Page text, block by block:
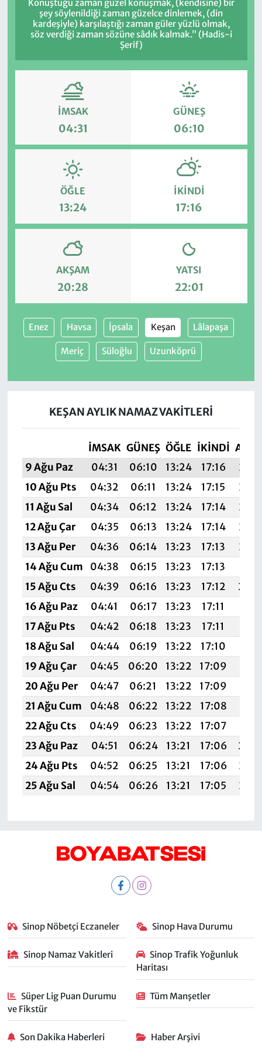
Konuştuğu zaman güzel konuşmak, (kendisine) bir
şey söylenildiği zaman güzelce dinlemek, (din
kardeşiyle) karşılaştığı zaman güler yüzlü olmak,
söz verdiği zaman sözüne sâdık kalmak.” (Hadis-i
Şerif)
İMSAK
04:31
GÜNEŞ
06:10
ÖĞLE
13:24
İKINDI
17:16
AKŞAM
20:28
YATSI
22:01
Enez Havsa İpsala Keşan Lâlapaşa
Meriç Süloğlu Uzunköprü
KEŞAN AYLIK NAMAZ VAKITLERI
İMSAK GÜNEŞ ÖĞLE İKINDI
9 Ağu Paz
04:31 06:10 13:24 17:16
10 Ağu Pts
04:32 06:11 13:24 17:15
11 Ağu Sal
04:34 06:12 13:24 17:14
12 Ağu Çar
04:35 06:13 13:24 17:14
13 Ağu Per
04:36 06:14 13:23 17:13
14 Ağu Cum
04:38 06:15 13:23 17:13
15 Ağu Cts
04:39 06:16 13:23 17:12
16 Ağu Paz
04:41 06:17 13:23 17:11
17 Ağu Pts
04:42 06:18 13:23 17:11
18 Ağu Sal
04:44 06:19 13:22 17:10
19 Ağu Çar
04:45 06:20 13:22 17:09
20 Ağu Per
04:47 06:21 13:22 17:09
21 Ağu Cum
04:48 06:22 13:22 17:08
22 Ağu Cts
04:49 06:23 13:22 17:07
23 Ağu Paz
04:51 06:24 13:21 17:06
24 Ağu Pts
04:52 06:25 13:21 17:06
25 Ağu Sal
04:54 06:26 13:21 17:05
Sinop Nöbetçi Eczaneler Sinop Hava Durumu
Sinop Namaz Vakitleri
Sinop Trafik Yoğunluk
Haritası
Süper Lig Puan Durumu
ve Fikstür
Tüm Manşetler
Son Dakika Haberleri Haber Arşivi